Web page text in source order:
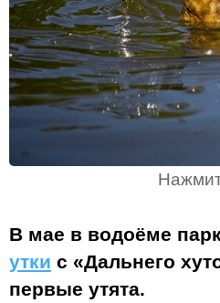
В мае в водоёме
утки с «Дальнего
первые утята.